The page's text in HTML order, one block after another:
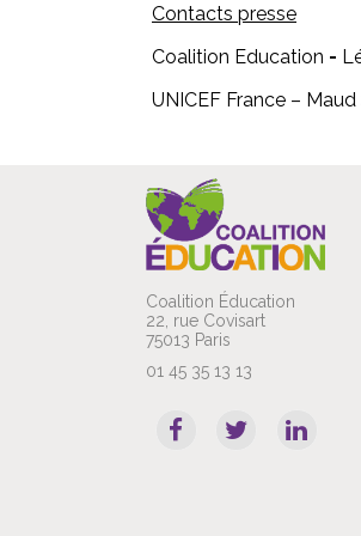
Contacts presse
Coalition Education -
UNICEF France –
Coalition Éducation
22, rue Covisart
75013 Paris
01 45 35 13 13